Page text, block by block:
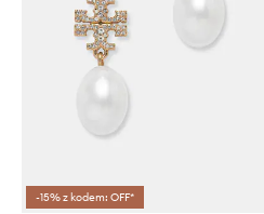
-15% z kodem: OFF*